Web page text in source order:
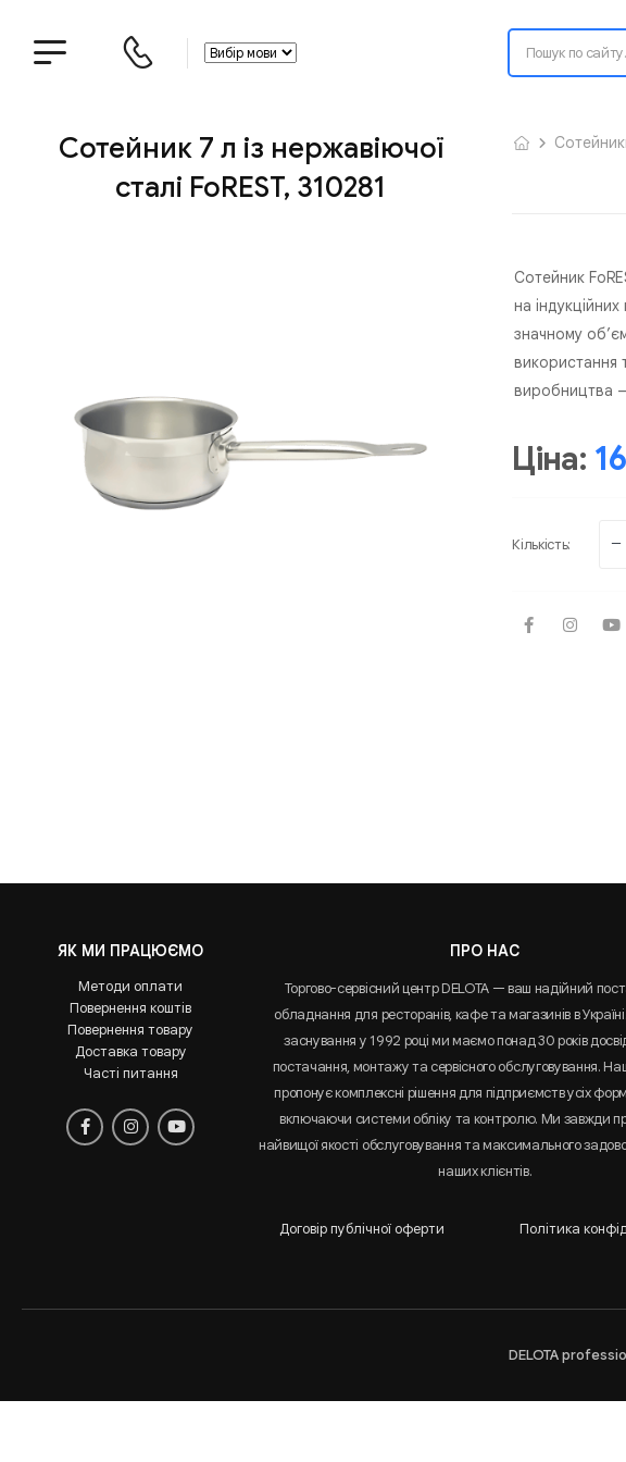
Сотейник 7 л із нержавіючої
сталі FoREST, 310281
Сотейник
на
значному
використання
виробництва —
Ціна:
Кількість:
ЯК МИ ПРАЦЮЄМО
Методи оплати
Повернення коштів
Повернення товару
Доставка товару
Часті питання
ПРО НАС
Торгово-сервісний центр DELOTA — ваш надійний
обладнання для ресторанів, кафе та магазинів в
заснування у 1992 році ми маємо понад 30 років
постачання, монтажу та сервісного обслуговування.
пропонує комплексні рішення для підприємств усіх
включаючи системи обліку та контролю. Ми завжди
найвищої якості обслуговування та максимального
наших клієнтів.
Договір публічної оферти Політика
DELOTA